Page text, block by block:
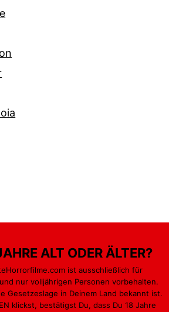
GEWALT & BLUT MONSTER
ALT ODER ÄLTER?
ist ausschließlich für
nur volljährigen Personen vorbehalten.
Gesetzeslage in Deinem Land bekannt ist.
klickst, bestätigst Du, dass Du 18 Jahre